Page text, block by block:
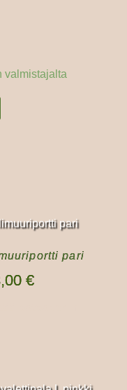
valmistajalta
pari
€